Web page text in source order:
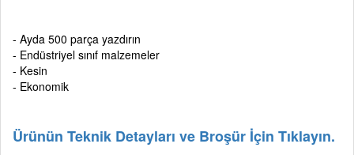
- Ayda 500 parça yazdırın
- Endüstriyel sınıf malzemeler
- Kesin
- Ekonomik
Ürünün Teknik Detayları ve Broşür İçin Tıklayın.